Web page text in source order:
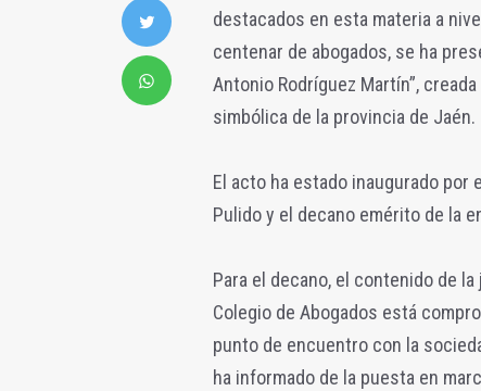
destacados en esta materia a
centenar de abogados, se ha
Antonio Rodríguez Martín”,
simbólica de la provincia de Jaén.
El acto ha estado inaugurado por
Pulido y el decano emérito de la
Para el decano, el contenido de la
Colegio de Abogados está
punto de encuentro con la
ha informado de la puesta en